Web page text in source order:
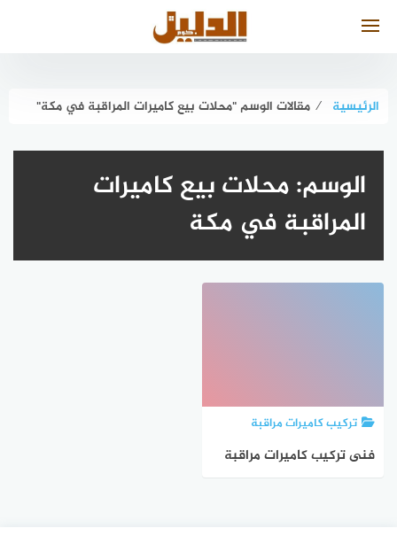
الرئيسية ⁄ مقالات الوسم "محلات بيع كاميرات المراقبة في مكة"
الوسم:محلات بيع كاميرات
المراقبة في مكة
تركيب كاميرات مراقبة
فنى تركيب كاميرات مراقبة